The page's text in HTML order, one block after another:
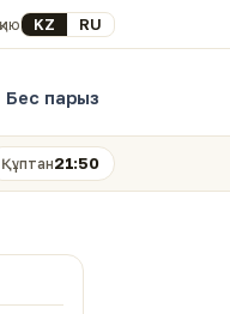
Select your language
KZ RU
Бес парыз
Құптан21:50